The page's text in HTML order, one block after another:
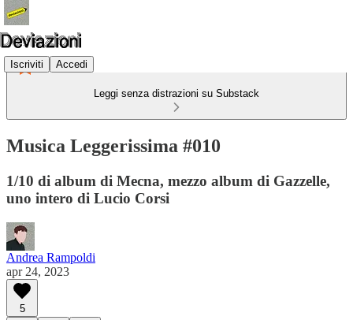
Iscriviti Accedi
Leggi senza distrazioni su Substack
Musica Leggerissima #010
1/10 di album di Mecna, mezzo album di Gazzelle,
uno intero di Lucio Corsi
Andrea Rampoldi
apr 24, 2023
5